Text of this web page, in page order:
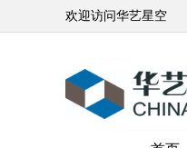
欢迎访问华艺星空